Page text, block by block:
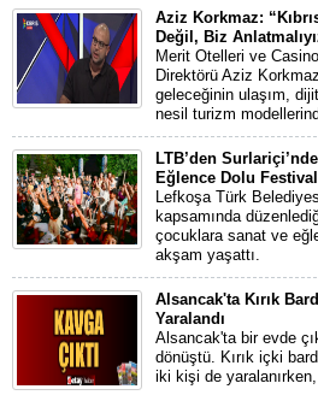
Aziz Korkmaz:
Değil, Biz
Merit Otelleri ve
Direktörü Aziz
geleceğinin ulaşım,
nesil turizm
LTB’den
Eğlence Dolu Festival
Lefkoşa Türk
kapsamında
çocuklara sanat ve
akşam yaşattı.
Alsancak'ta Kırık
Yaralandı
Alsancak'ta bir evde
dönüştü. Kırık içki
iki kişi de